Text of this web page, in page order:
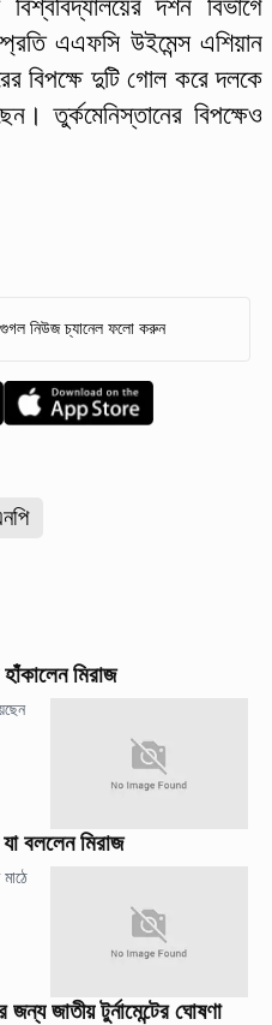
দর্শন বিভাগে
এএফসি উইমেন্স এশিয়ান
বিপক্ষে দুটি গোল করে দলকে
তুর্কমেনিস্তানের বিপক্ষেও
নিউজ চ্যানেল ফলো করুন
মিরাজ
বললেন মিরাজ
জন্য জাতীয় টুর্নামেন্টের ঘোষণা